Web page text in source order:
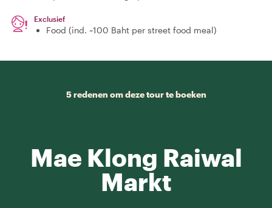
Exclusief
Food (ind. ~100 Baht per street food meal)
5 redenen om deze tour te boeken
Mae Klong Raiwal
Markt